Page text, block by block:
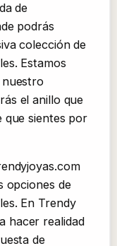
de
podrás
colección de
Estamos
nuestro
el anillo que
que sientes por
opciones de
En Trendy
hacer realidad
de